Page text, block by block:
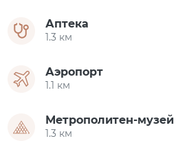
Аптека
1.3 км
Аэропорт
1.1 км
Метрополитен-музей
1.3 км